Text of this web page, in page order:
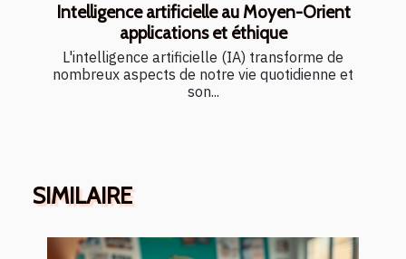
Intelligence artificielle au Moyen-Orient
applications et éthique
L'intelligence artificielle (IA) transforme de
nombreux aspects de notre vie quotidienne et
son...
SIMILAIRE